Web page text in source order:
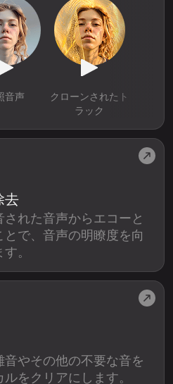
やその他の不要な音を
をクリアにします。
音声
クローンされたト
ラック
去
れた音声からエコーと
で、音声の明瞭度を向
。